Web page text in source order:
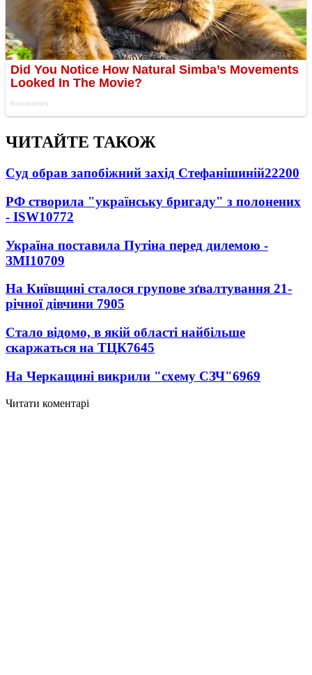
ЧИТАЙТЕ ТАКОЖ
Суд обрав запобіжний захід Стефанішиній22200
РФ створила "українську бригаду" з полонених
- ISW10772
Україна поставила Путіна перед дилемою -
ЗМІ10709
На Київщині сталося групове зґвалтування 21-
річної дівчини 7905
Стало відомо, в якій області найбільше
скаржаться на ТЦК7645
На Черкащині викрили "схему СЗЧ"6969
Читати коментарі